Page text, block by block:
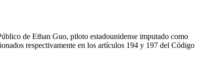
de Ethan Guo, piloto estadounidense imputado como
respectivamente en los artículos 194 y 197 del Código